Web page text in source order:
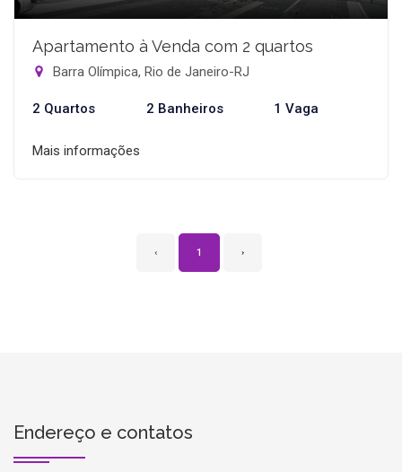
Apartamento à Venda com 2 quartos
Barra Olímpica, Rio de Janeiro-RJ
2 Quartos 2 Banheiros 1 Vaga
Mais informações
‹ 1 ›
Endereço e contatos